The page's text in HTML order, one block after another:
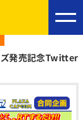
ズ発売記念Twitter